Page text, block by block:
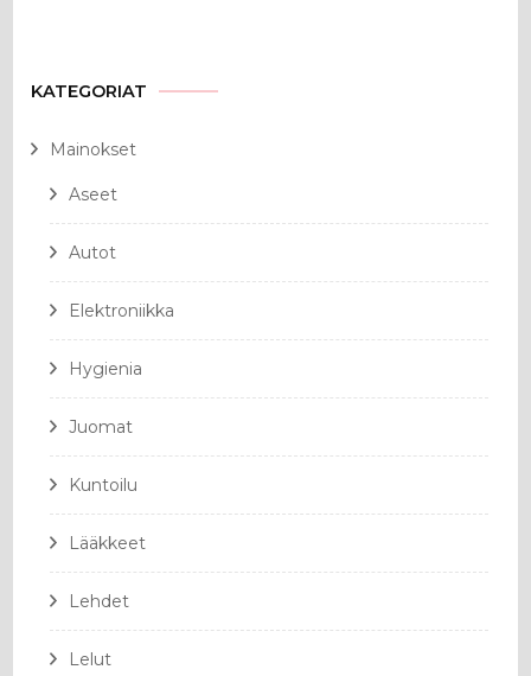
KATEGORIAT
Mainokset
Aseet
Autot
Elektroniikka
Hygienia
Juomat
Kuntoilu
Lääkkeet
Lehdet
Lelut